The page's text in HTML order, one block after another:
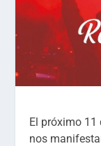
El próximo 11
nos